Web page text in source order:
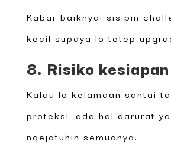
Kabar baiknya: sisipin
kecil supaya lo tetep
8. Risiko
Kalau lo kelamaan santai
proteksi, ada hal darurat
ngejatuhin semuanya.